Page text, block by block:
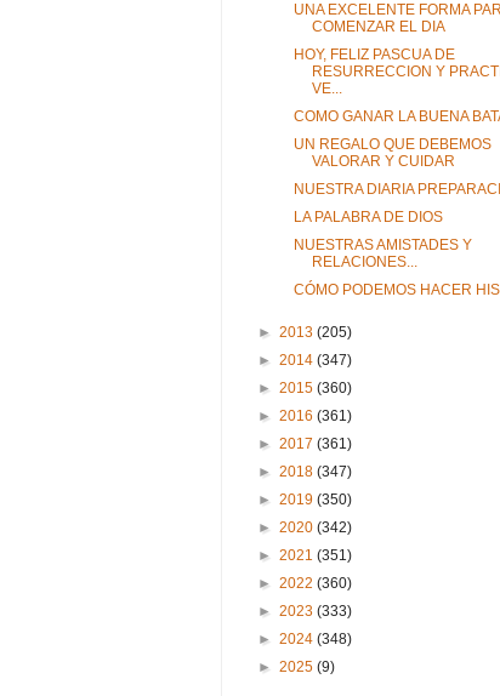
UNA EXCELENTE FORMA
COMENZAR EL DIA
HOY, FELIZ PASCUA DE
RESURRECCION Y
VE...
COMO GANAR LA BUENA
UN REGALO QUE DEBEMOS
VALORAR Y CUIDAR
NUESTRA DIARIA
LA PALABRA DE DIOS
NUESTRAS AMISTADES Y
RELACIONES...
CÓMO PODEMOS HACER
► 2013 (205)
► 2014 (347)
► 2015 (360)
► 2016 (361)
► 2017 (361)
► 2018 (347)
► 2019 (350)
► 2020 (342)
► 2021 (351)
► 2022 (360)
► 2023 (333)
► 2024 (348)
► 2025 (9)